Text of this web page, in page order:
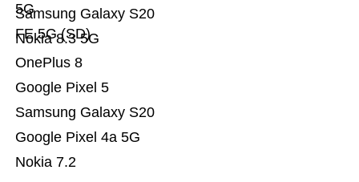
Nokia 7.2
Google Pixel 4a 5G
Samsung Galaxy S20
Google Pixel 5
OnePlus 8
Nokia 8.3 5G
Samsung Galaxy S20
FE 5G (SD)
5G